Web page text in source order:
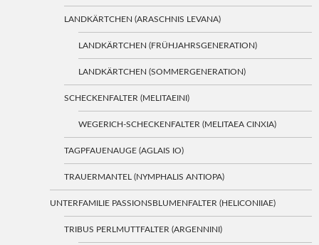
LANDKÄRTCHEN (ARASCHNIS LEVANA)
LANDKÄRTCHEN (FRÜHJAHRSGENERATION)
LANDKÄRTCHEN (SOMMERGENERATION)
SCHECKENFALTER (MELITAEINI)
WEGERICH-SCHECKENFALTER (MELITAEA CINXIA)
TAGPFAUENAUGE (AGLAIS IO)
TRAUERMANTEL (NYMPHALIS ANTIOPA)
UNTERFAMILIE PASSIONSBLUMENFALTER (HELICONIIAE)
TRIBUS PERLMUTTFALTER (ARGENNINI)